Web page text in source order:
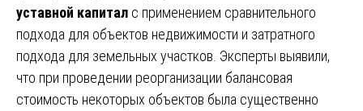
уставной капитал с применением сравнительного
подхода для объектов недвижимости и затратного
подхода для земельных участков. Эксперты выявили,
что при проведении реорганизации балансовая
стоимость некоторых объектов была существенно